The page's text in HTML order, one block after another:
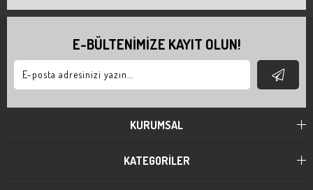
E-BÜLTENİMİZE KAYIT OLUN!
KURUMSAL
KATEGORİLER